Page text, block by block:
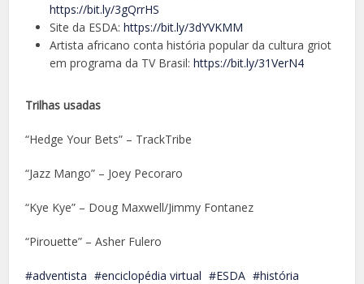
https://bit.ly/3gQrrHS
Site da ESDA:https://bit.ly/3dYVKMM
Artista africano conta história popular da cultura griot
em programa da TV Brasil:https://bit.ly/31VerN4
Trilhas usadas
“Hedge Your Bets” – TrackTribe
“Jazz Mango” – Joey Pecoraro
“Kye Kye” – Doug Maxwell/Jimmy Fontanez
“Pirouette” – Asher Fulero
adventista enciclopédia virtual ESDA
história